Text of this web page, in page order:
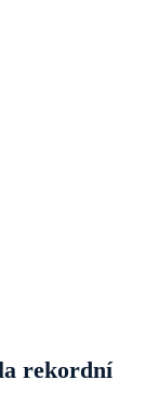
rekordní